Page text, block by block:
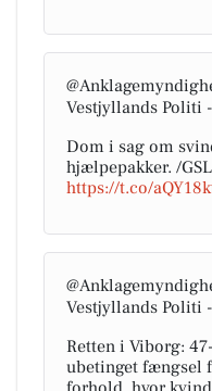
Vestjyllands Politi -
Dom i sag om
hjælpepakker. /
https://t.co/
Vestjyllands Politi -
Retten i Viborg:
ubetinget fængsel